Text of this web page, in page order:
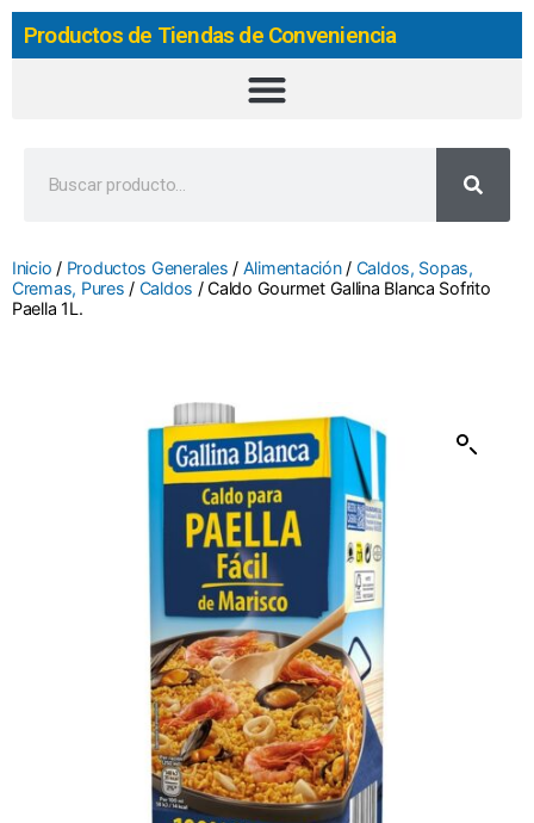
Productos de Tiendas de Conveniencia
Inicio / Productos Generales / Alimentación/ Caldos, Sopas,
Cremas, Pures / Caldos / Caldo Gourmet Gallina Blanca Sofrito
Paella 1L.